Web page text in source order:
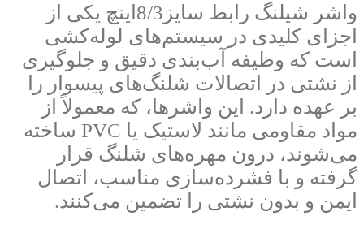
واشر شیلنگ رابط سایز8/3اینچ یکی از
اجزای کلیدی در سیستم‌های لوله‌کشی
است که وظیفه آب‌بندی دقیق و جلوگیری
از نشتی در اتصالات شلنگ‌های پیسوار را
بر عهده دارد. این واشرها، که معمولاً از
مواد مقاومی مانند لاستیک یا PVC ساخته
می‌شوند، درون مهره‌های شلنگ قرار
گرفته و با فشرده‌سازی مناسب، اتصال
ایمن و بدون نشتی را تضمین می‌کنند.